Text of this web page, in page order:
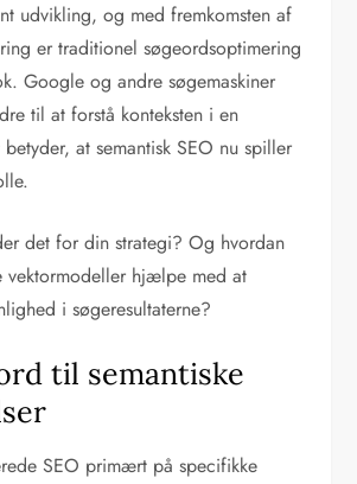
udvikling, og med fremkomsten af
er traditionel søgeordsoptimering
Google og andre søgemaskiner
til at forstå konteksten i en
at semantisk SEO nu spiller
det for din strategi? Og hvordan
vektormodeller hjælpe med at
i søgeresultaterne?
til semantiske
SEO primært på specifikke